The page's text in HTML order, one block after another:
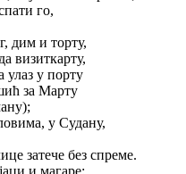
го,
дим и торту,
визиткарту,
улаз у порту
за Марту
у Судану,
затече без спреме.
и магаре: